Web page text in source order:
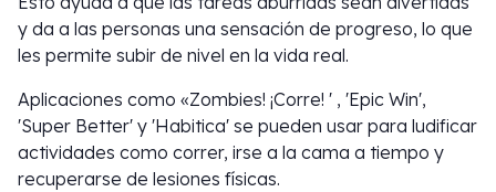
y da a las personas una sensación de progreso, lo que
les permite subir de nivel en la vida real.
Aplicaciones como «Zombies! ¡Corre! ' , 'Epic Win',
'Super Better' y 'Habitica' se pueden usar para ludificar
actividades como correr, irse a la cama a tiempo y
recuperarse de lesiones físicas.